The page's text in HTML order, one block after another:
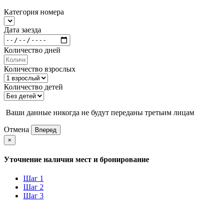
Категория номера
Дата заезда
Количество дней
Количество взрослых
Количество детей
Ваши данные никогда не будут переданы третьим лицам
Отмена
Вперед
×
Уточнение наличия мест и бронирование
Шаг 1
Шаг 2
Шаг 3